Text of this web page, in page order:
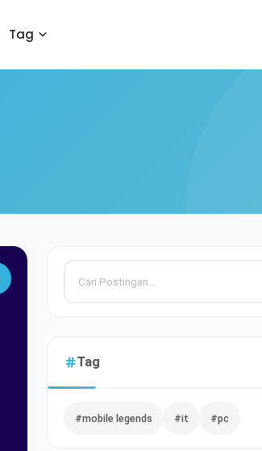
Tag
Tag
#mobile legends #it #pc